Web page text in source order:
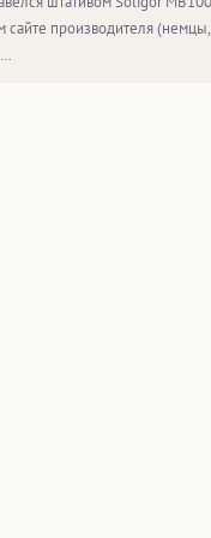
сайте производителя (немцы,